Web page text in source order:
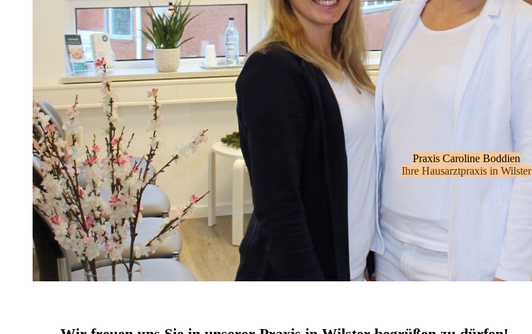
Praxis Caroline Boddien
Ihre Hausarztpraxis in Wilster